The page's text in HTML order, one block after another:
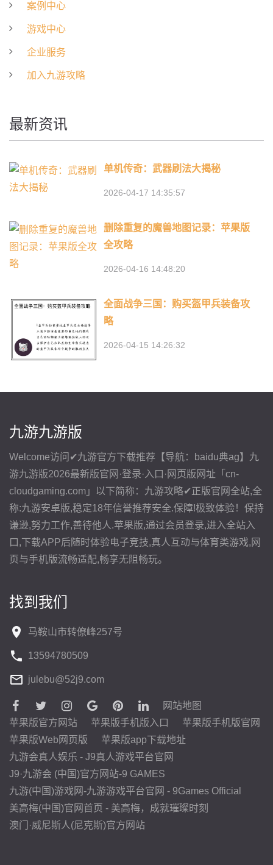
案例中心
游戏中心
企业服务
加入九游攻略
最新资讯
单机传奇：武器刷法大揭秘
2026-04-17 14:35:57
删除重复的魔兽地图记录：苹果版
全攻略
2026-04-16 14:48:20
全面战争三国：购买盔甲兵装备攻
略
2026-04-15 14:26:32
九游九游版
Welcome访问✔九游官方下载推荐【导航：baidu典ag】九
游九游版2026最新版官网·登录·入口·网页版网址「cn-
cloudgaming.com」以下简称：九游攻略✔正版官网全站,全
称:九游安卓版,稳定18年信誉推荐安全.保障!极致体验！保持
谦逊,努力工作,善待他人.苹果版,通过会员登录,进入全站入
口,下载APP后随时体验电子竞技,真人互动与体育类游戏,网
页与手机版流畅适配,畅享无阻畅玩。
找到我们
马鞍山市转僚峰257号
13594780509
julebu@52j9.com
网站地图
苹果版官方网站
苹果版手机版入口
苹果版手机版官网
苹果版Web网页版
苹果版app下载地址
九游会真人娱乐 - J9真人游戏平台官网
J9·九游会 (中国)官方网站-9 GAMES
九游(中国)游戏网-九游游戏平台官网 - 9Games Official
美高梅(中国)官网首页 - 美高梅，成就璀璨时刻
澳门·威尼斯人(尼克斯)官方网站